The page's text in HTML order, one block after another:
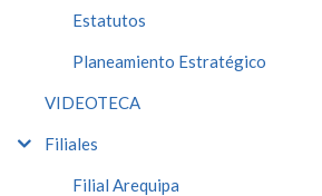
Estatutos
Planeamiento Estratégico
VIDEOTECA
Filiales
Filial Arequipa